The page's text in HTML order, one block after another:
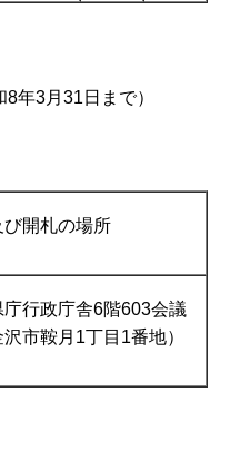
年3月31日まで）
び開札の場所
庁行政庁舎6階603会議
市鞍月1丁目1番地）